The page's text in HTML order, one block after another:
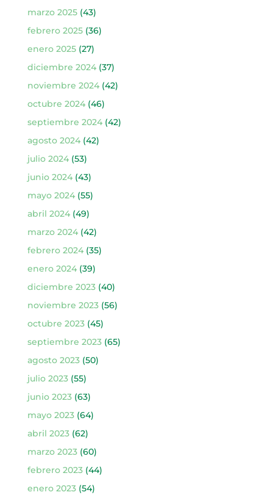
marzo 2025(43)
febrero 2025(36)
enero 2025(27)
diciembre 2024(37)
noviembre 2024(42)
octubre 2024(46)
septiembre 2024(42)
agosto 2024(42)
julio 2024(53)
junio 2024(43)
mayo 2024(55)
abril 2024(49)
marzo 2024(42)
febrero 2024(35)
enero 2024(39)
diciembre 2023(40)
noviembre 2023(56)
octubre 2023(45)
septiembre 2023(65)
agosto 2023(50)
julio 2023(55)
junio 2023(63)
mayo 2023(64)
abril 2023(62)
marzo 2023(60)
febrero 2023(44)
enero 2023(54)